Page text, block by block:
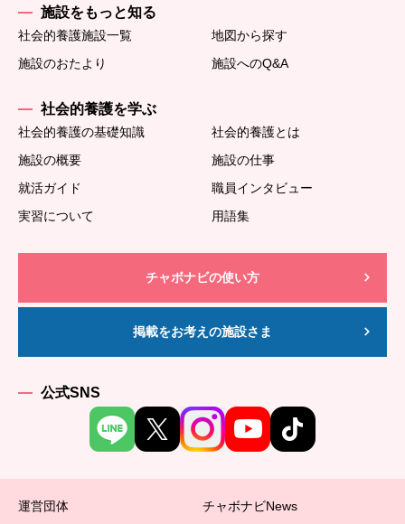
施設をもっと知る
社会的養護施設一覧
地図から探す
施設のおたより
施設へのQ&A
社会的養護を学ぶ
社会的養護の基礎知識
社会的養護とは
施設の概要
施設の仕事
就活ガイド
職員インタビュー
実習について
用語集
チャボナビの使い方
掲載をお考えの施設さま
公式SNS
運営団体
チャボナビNews